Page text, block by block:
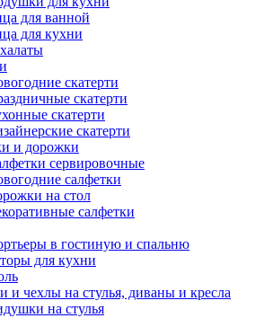
для ванной
для кухни
скатерти
скатерти
скатерти
скатерти
и дорожки
сервировочные
салфетки
на стол
салфетки
в гостиную и спальню
для кухни
и чехлы на стулья, диваны и кресла
на стулья